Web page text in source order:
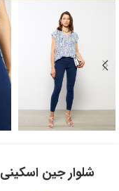
شلوار جین اسکینی